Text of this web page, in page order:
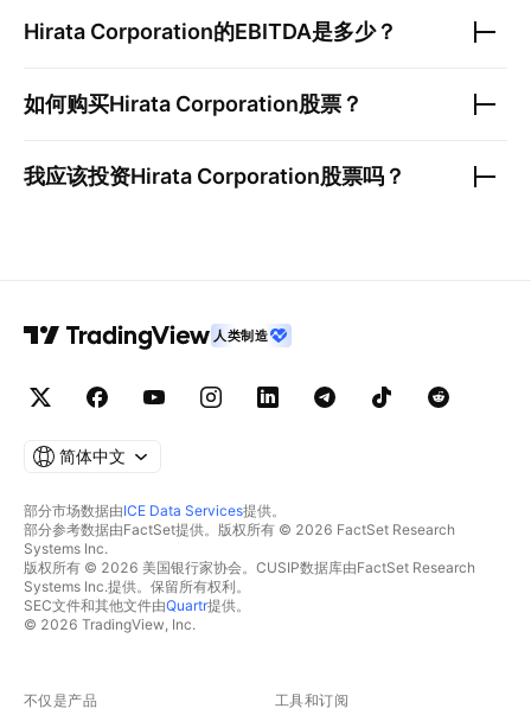
Hirata Corporation的EBITDA是多少？
如何购买Hirata Corporation股票？
我应该投资Hirata Corporation股票吗？
人类制造
简体中文
部分市场数据由ICE Data Services提供。
部分参考数据由FactSet提供。版权所有 © 2026 FactSet Research
Systems Inc.
版权所有 © 2026 美国银行家协会。CUSIP数据库由FactSet Research
Systems Inc.提供。保留所有权利。
SEC文件和其他文件由Quartr提供。
© 2026 TradingView, Inc.
不仅是产品 工具和订阅